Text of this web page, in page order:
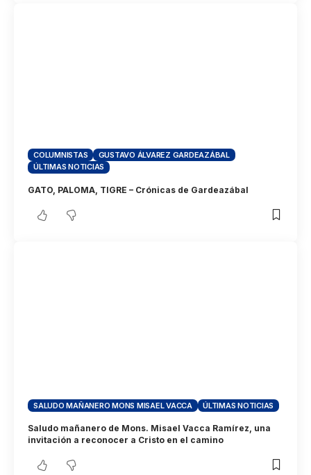
COLUMNISTAS
GUSTAVO ÁLVAREZ GARDEAZÁBAL
ÚLTIMAS NOTICIAS
GATO, PALOMA, TIGRE – Crónicas de Gardeazábal
SALUDO MAÑANERO MONS MISAEL VACCA ÚLTIMAS NOTICIAS
Saludo mañanero de Mons. Misael Vacca Ramírez, una
invitación a reconocer a Cristo en el camino